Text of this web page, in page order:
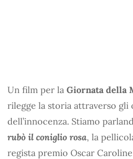
Un film per la Giornata della
rilegge la storia attraverso gli
dell’innocenza. Stiamo
rubò il coniglio rosa, la
regista premio Oscar